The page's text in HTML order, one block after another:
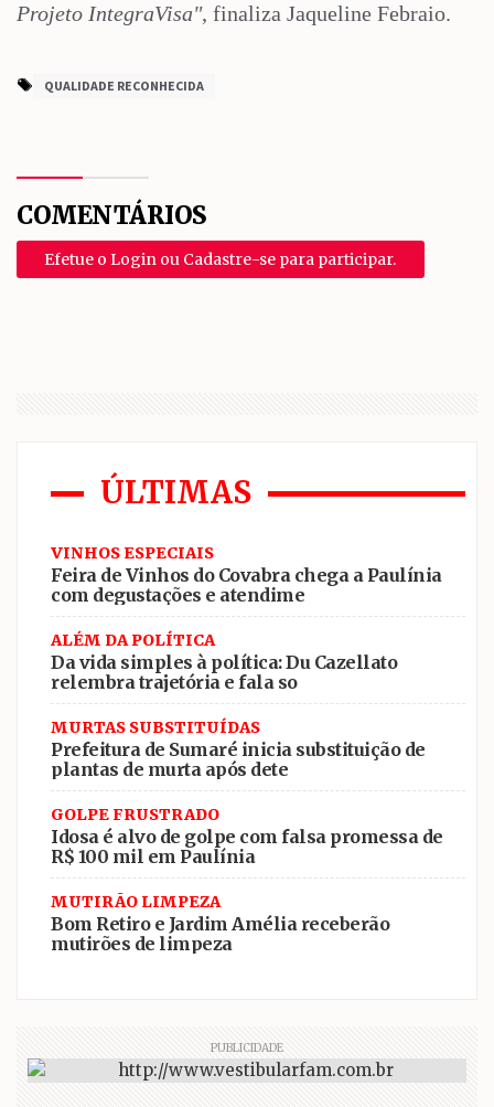
Projeto IntegraVisa", finaliza Jaqueline Febraio.
QUALIDADE RECONHECIDA
COMENTÁRIOS
Efetue o Login ou Cadastre-se para participar.
ÚLTIMAS
VINHOS ESPECIAIS
Feira de Vinhos do Covabra chega a Paulínia
com degustações e atendime
ALÉM DA POLÍTICA
Da vida simples à política: Du Cazellato
relembra trajetória e fala so
MURTAS SUBSTITUÍDAS
Prefeitura de Sumaré inicia substituição de
plantas de murta após dete
GOLPE FRUSTRADO
Idosa é alvo de golpe com falsa promessa de
R$ 100 mil em Paulínia
MUTIRÃO LIMPEZA
Bom Retiro e Jardim Amélia receberão
mutirões de limpeza
PUBLICIDADE